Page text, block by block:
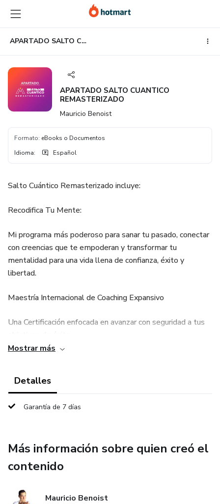
contenido
principal
la
página
de
pie
página
APARTADO SALTO CUANTICO REMASTERIZADO
APARTADO SALTO CUANTICO
REMASTERIZADO
Mauricio Benoist
Formato: eBooks o Documentos
Idioma: Español
Salto Cuántico Remasterizado incluye:
Recodifica Tu Mente:
Mi programa más poderoso para sanar tu pasado, conectar
con creencias que te empoderan y transformar tu
mentalidad para una vida llena de confianza, éxito y
libertad.
Maestría Internacional de Coaching Expansivo
Una Certificación enfocada en avanzar con seguridad a tus
Manual de monetización MB.
consultor.
Recibirás el paso a paso para rentabilizar tu proceso, desde
lista de clientes fidelizados.
Mostrar más
Detalles
Garantía de 7 días
Más información sobre quien creó el
contenido
Mauricio Benoist